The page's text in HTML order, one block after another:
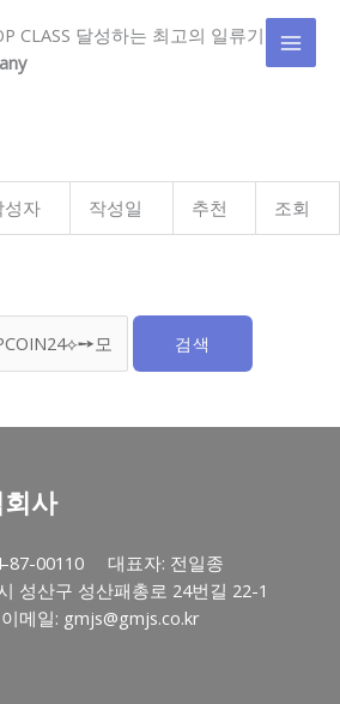
CLASS 달성하는 최고의 일류기업
성자 작성일 추천 조회
검색
사
87-00110 대표자: 전일종
성산구 성산패총로 24번길 22-1
메일: gmjs@gmjs.co.kr